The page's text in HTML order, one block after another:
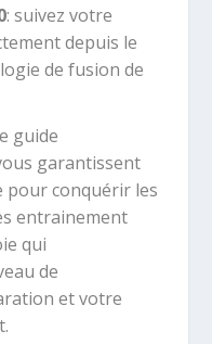
: suivez votre
depuis le
de fusion de
guide
garantissent
conquérir les
entrainement
qui
de
et votre